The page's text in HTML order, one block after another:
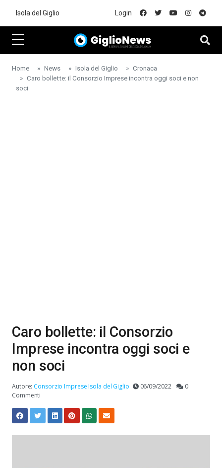
Isola del Giglio Login
Home News Isola del Giglio
Cronaca
Caro bollette: il Consorzio Imprese incontra oggi soci e non
soci
Caro bollette: il Consorzio
Imprese incontra oggi soci e
non soci
Autore: Consorzio Imprese Isola del Giglio 06/09/2022
0
Commenti